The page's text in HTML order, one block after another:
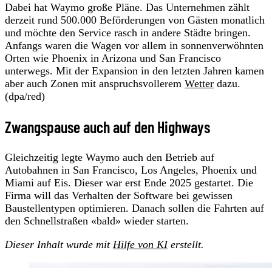
Dabei hat Waymo große Pläne. Das Unternehmen zählt
derzeit rund 500.000 Beförderungen von Gästen monatlich
und möchte den Service rasch in andere Städte bringen.
Anfangs waren die Wagen vor allem in sonnenverwöhnten
Orten wie Phoenix in Arizona und San Francisco
unterwegs. Mit der Expansion in den letzten Jahren kamen
aber auch Zonen mit anspruchsvollerem Wetter dazu.
(dpa/red)
Zwangspause auch auf den Highways
Gleichzeitig legte Waymo auch den Betrieb auf
Autobahnen in San Francisco, Los Angeles, Phoenix und
Miami auf Eis. Dieser war erst Ende 2025 gestartet. Die
Firma will das Verhalten der Software bei gewissen
Baustellentypen optimieren. Danach sollen die Fahrten auf
den Schnellstraßen «bald» wieder starten.
Dieser Inhalt wurde mit Hilfe von KIerstellt.